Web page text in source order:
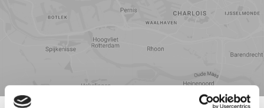
Voorzieningen